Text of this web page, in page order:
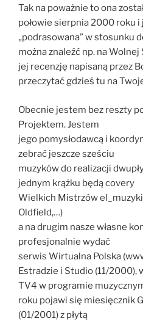
Tak na poważnie to ona
połowie sierpnia 2000 roku
„podrasowana” w stosunku
można znaleźć np. na
jej recenzję napisaną przez
przeczytać gdzieś tu na
Obecnie jestem bez reszty
Projektem. Jestem
jego pomysłodawcą i
zebrać jeszcze sześciu
muzyków do realizacji
jednym krążku będą covery
Wielkich Mistrzów
Oldfield,…)
a na drugim nasze własne
profesjonalnie wydać
serwis Wirtualna Polska
Estradzie i Studio (11/
TV4 w programie
roku pojawi się miesięcznik
(01/2001) z płytą